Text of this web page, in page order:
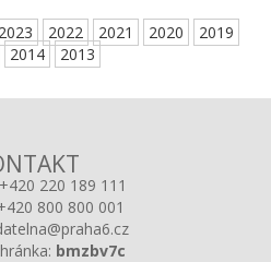
2023 2022 2021 2020
2019
2014 2013
+420 220 189 111
800 800 001
bmzbv7c